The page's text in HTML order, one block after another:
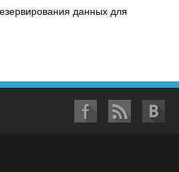
данных для